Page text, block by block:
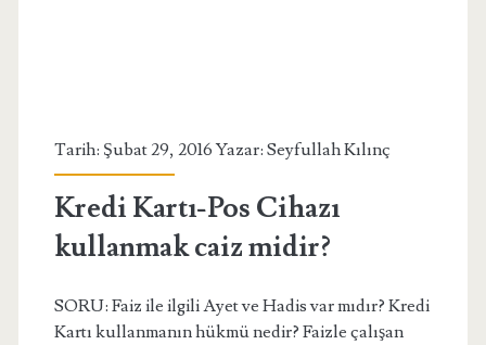
Tarih: Şubat 29, 2016 Yazar: Seyfullah Kılınç
Kredi Kartı-Pos Cihazı
kullanmak caiz midir?
SORU: Faiz ile ilgili Ayet ve Hadis var mıdır? Kredi
Kartı kullanmanın hükmü nedir? Faizle çalışan